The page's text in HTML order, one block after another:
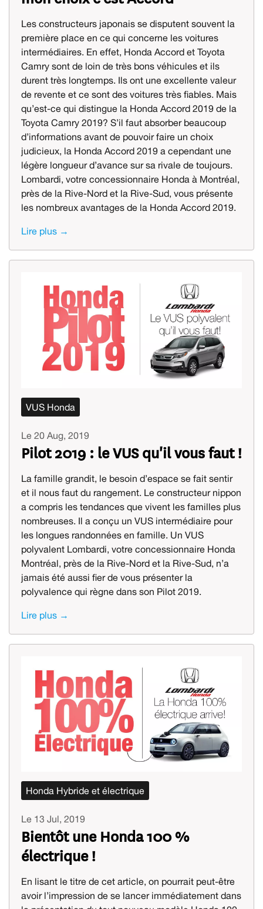
Les constructeurs japonais se disputent souvent la
première place en ce qui concerne les voitures
intermédiaires. En effet, Honda Accord et Toyota
Camry sont de loin de très bons véhicules et ils
durent très longtemps. Ils ont une excellente valeur
de revente et ce sont des voitures très fiables. Mais
qu’est-ce qui distingue la Honda Accord 2019 de la
Toyota Camry 2019? S’il faut absorber beaucoup
d’informations avant de pouvoir faire un choix
judicieux, la Honda Accord 2019 a cependant une
légère longueur d’avance sur sa rivale de toujours.
Lombardi, votre concessionnaire Honda à Montréal,
près de la Rive-Nord et la Rive-Sud, vous présente
les nombreux avantages de la Honda Accord 2019.
Lire plus →
VUS Honda
Le 20 Aug, 2019
Pilot 2019 : le VUS qu'il vous faut !
La famille grandit, le besoin d’espace se fait sentir
et il nous faut du rangement. Le constructeur nippon
a compris les tendances que vivent les familles plus
nombreuses. Il a conçu un VUS intermédiaire pour
les longues randonnées en famille. Un VUS
polyvalent Lombardi, votre concessionnaire Honda
Montréal, près de la Rive-Nord et la Rive-Sud, n’a
jamais été aussi fier de vous présenter la
polyvalence qui règne dans son Pilot 2019.
Lire plus →
Honda Hybride et électrique
Le 13 Jul, 2019
Bientôt une Honda 100 %
électrique !
En lisant le titre de cet article, on pourrait peut-être
avoir l’impression de se lancer immédiatement dans